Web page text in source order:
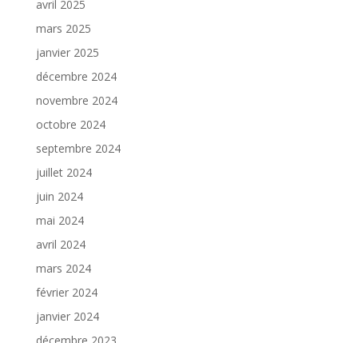
avril 2025
mars 2025
janvier 2025
décembre 2024
novembre 2024
octobre 2024
septembre 2024
juillet 2024
juin 2024
mai 2024
avril 2024
mars 2024
février 2024
janvier 2024